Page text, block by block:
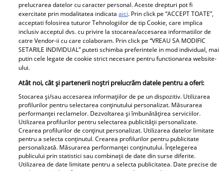
Parteneri
Tânărul din poză e azi
unul dintre cei mai
cunoscuți români! Uită-
te bine la el, îl
recunoști? Mulți îl
admiră, dar sunt și voci
„De ce credeți că am
ajuns aici? Ce
cosmetice folosești, ce
folosești pentru păr...!"
Alina Pușcău, dezvăluiri
tulburătoare despre
prelucrarea datelor cu caracter personal. Aceste drepturi pot fi
exercitate prin modalitatea indicataaici. Prin click pe “ACCEPT TOATE”,
acceptati folosirea tuturor Tehnologiilor de tip Cookie, care implica
inclusiv acceptul dvs. cu privire la stocarea/accesarea informatiilor de
catre Vendor-ii cu care colaboram. Prin click pe “VREAU SA MODIFIC
SETARILE INDIVIDUAL” puteti schimba preferintele in mod individual, mai
putin cele legate de cookie strict necesare pentru functionarea website-
ului.
Atât noi, cât și partenerii noștri prelucrăm datele pentru a oferi:
Stocarea și/sau accesarea informațiilor de pe un dispozitiv. Utilizarea
profilurilor pentru selectarea conținutului personalizat. Măsurarea
performanței reclamelor. Dezvoltarea și îmbunătățirea serviciilor.
Utilizarea profilurilor pentru selectarea publicității personalizate.
Crearea profilurilor de conținut personalizat. Utilizarea datelor limitate
pentru a selecta conținutul. Crearea profilurilor pentru publicitate
personalizată. Măsurarea performanței conținutului. Înțelegerea
publicului prin statistici sau combinații de date din surse diferite.
Utilizarea de date limitate pentru a selecta publicitatea. Date precise de